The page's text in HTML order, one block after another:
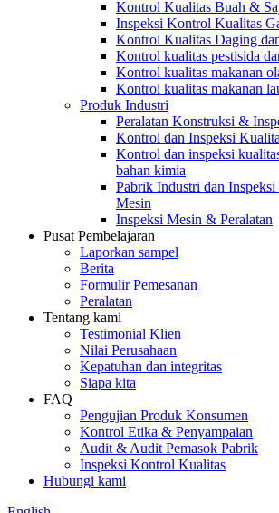
Kontrol Kualitas Buah &
Inspeksi Kontrol Kualitas
Kontrol Kualitas Daging
Kontrol kualitas pestisida
Kontrol kualitas makanan
Kontrol kualitas makanan
Produk Industri
Peralatan Konstruksi &
Kontrol dan Inspeksi
Kontrol dan inspeksi
bahan kimia
Pabrik Industri dan
Mesin
Inspeksi Mesin & Peralatan
Pusat Pembelajaran
Laporkan sampel
Berita
Formulir Pemesanan
Peralatan
Tentang kami
Testimonial Klien
Nilai Perusahaan
Kepatuhan dan integritas
Siapa kita
FAQ
Pengujian Produk Konsumen
Kontrol Etika & Penyampaian
Audit & Audit Pemasok Pabrik
Inspeksi Kontrol Kualitas
Hubungi kami